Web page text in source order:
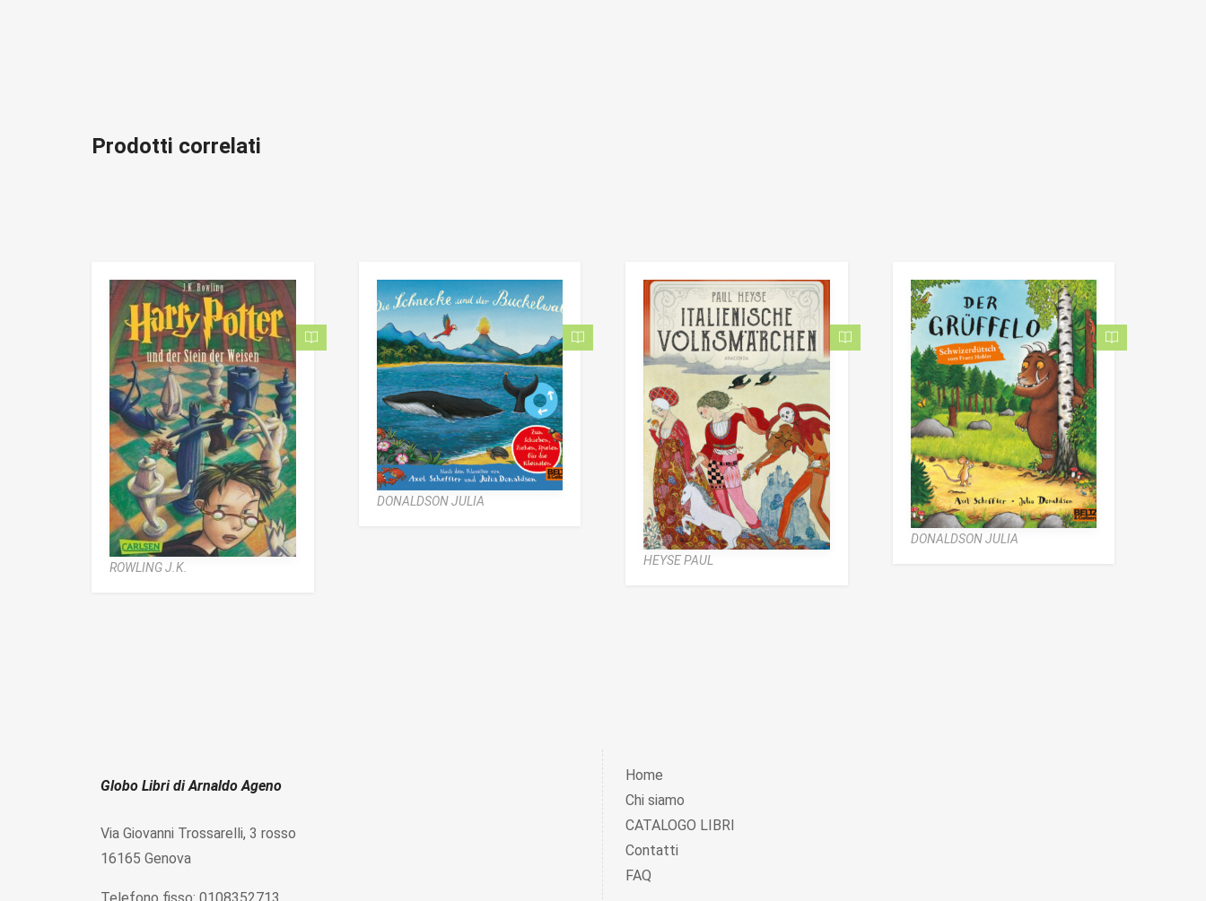
Prodotti correlati
ROWLING J.K.
DONALDSON JULIA
HEYSE PAUL
DONALDSON JULIA
Globo Libri di Arnaldo Ageno
Via Giovanni Trossarelli, 3 rosso
16165 Genova
Telefono fisso: 0108352713
Home
Chi siamo
CATALOGO LIBRI
Contatti
FAQ